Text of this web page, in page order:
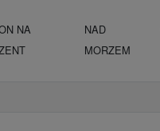
NA
NAD
MORZEM